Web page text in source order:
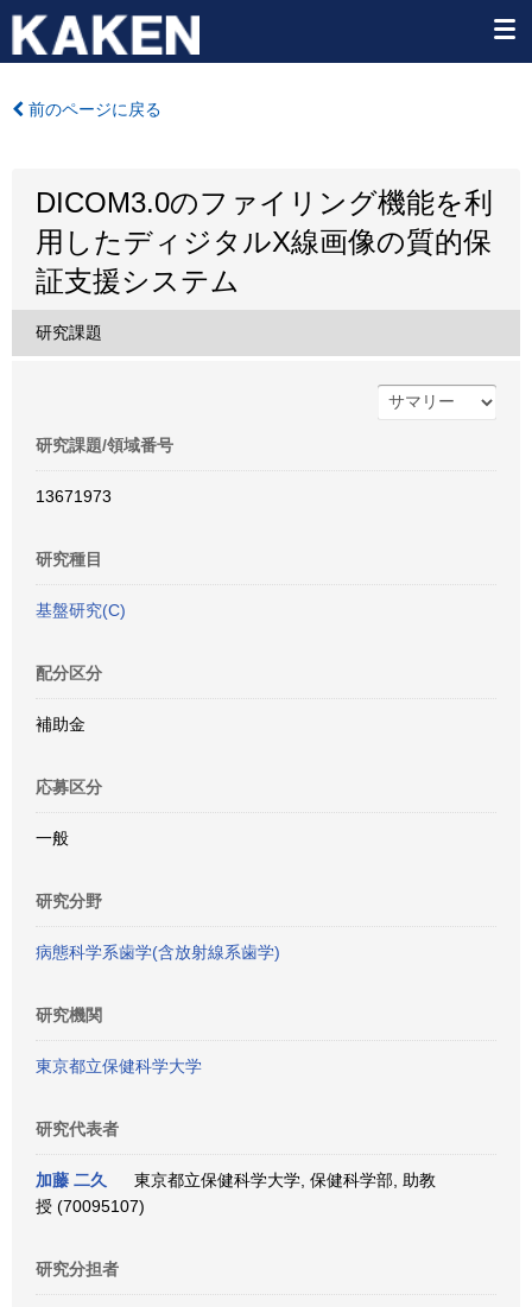
前のページに戻る
DICOM3.0のファイリング機能を利
用したディジタルX線画像の質的保
証支援システム
研究課題
研究課題/領域番号
13671973
研究種目
基盤研究(C)
配分区分
補助金
応募区分
一般
研究分野
病態科学系歯学(含放射線系歯学)
研究機関
東京都立保健科学大学
研究代表者
加藤 二久
東京都立保健科学大学, 保健科学部, 助教
授 (70095107)
研究分担者